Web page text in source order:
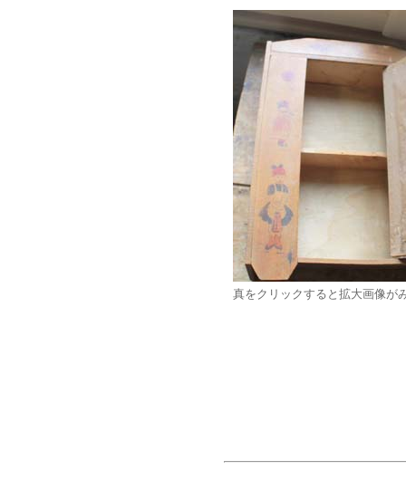
真をクリックすると拡大画像が